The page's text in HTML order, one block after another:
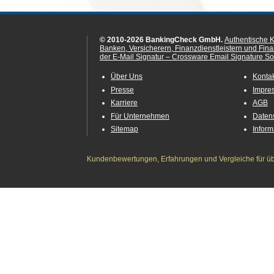
© 2010-2026 BankingCheck GmbH. Authentische
Banken, Versicherern, Finanzdienstleistern und
der E-Mail Signatur – Crossware Email Signature
Über Uns
Presse
Karriere
Für Unternehmen
Sitemap
AGB
Kundenbewertungen, Erfahrungen und Vergleiche für